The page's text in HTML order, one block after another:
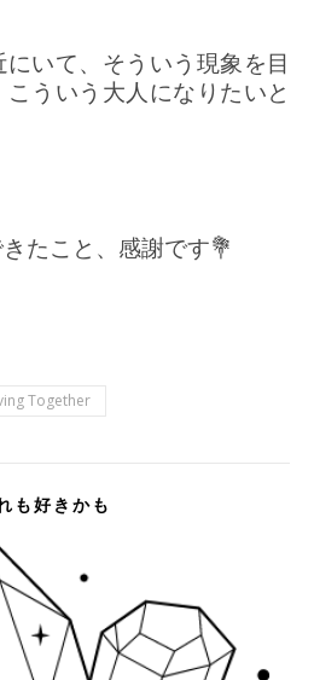
いて、そういう現象を目
ういう大人になりたいと
たこと、感謝です💐
Together
も好きかも